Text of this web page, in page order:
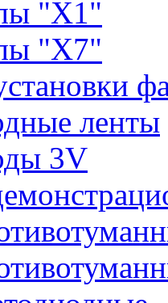
"Х1"
"Х7"
ленты
3V